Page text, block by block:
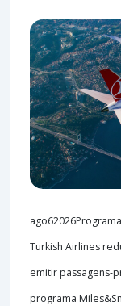
Turkish Airlines
emitir passagens-
programa